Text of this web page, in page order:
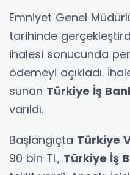
Emniyet Genel
tarihinde
ihalesi sonucunda
ödemeyi açıkladı.
sunan Türkiye İş
varıldı.
Başlangıçta Türkiye
90 bin TL, Türkiye İş